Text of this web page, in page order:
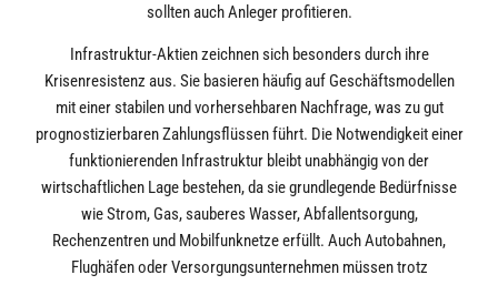
sollten auch Anleger profitieren.
Infrastruktur-Aktien zeichnen sich besonders durch ihre
Krisenresistenz aus. Sie basieren häufig auf Geschäftsmodellen
mit einer stabilen und vorhersehbaren Nachfrage, was zu gut
prognostizierbaren Zahlungsflüssen führt. Die Notwendigkeit einer
funktionierenden Infrastruktur bleibt unabhängig von der
wirtschaftlichen Lage bestehen, da sie grundlegende Bedürfnisse
wie Strom, Gas, sauberes Wasser, Abfallentsorgung,
Rechenzentren und Mobilfunknetze erfüllt. Auch Autobahnen,
Flughäfen oder Versorgungsunternehmen müssen trotz